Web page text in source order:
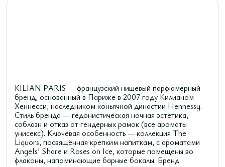
KILIAN PARIS — французский нишевый парфюмерный
бренд, основанный в Париже в 2007 году Килианом
Хеннесси, наследником коньячной династии Hennessy.
Стиль бренда — гедонистическая ночная эстетика,
соблазн и отказ от гендерных рамок (все ароматы
унисекс). Ключевая особенность — коллекция The
Liquors, посвящённая крепким напиткам, с ароматами
Angels' Share и Roses on Ice, которые помещены во
флаконы, напоминающие барные бокалы. Бренд